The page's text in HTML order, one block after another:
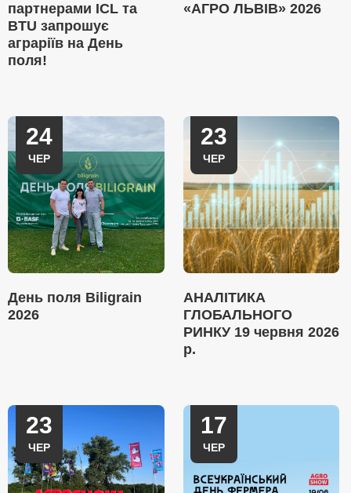
партнерами ICL та
BTU запрошує
аграріїв на День
поля!
«АГРО ЛЬВІВ» 2026
24
ЧЕР
День поля Biligrain
2026
23
ЧЕР
АНАЛІТИКА
ГЛОБАЛЬНОГО
РИНКУ 19 червня 2026
р.
23
ЧЕР
17
ЧЕР